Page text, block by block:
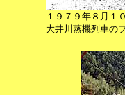
１９７９年８月
大井川蒸機列車の